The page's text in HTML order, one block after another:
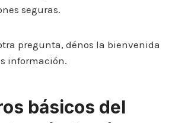
seguras.
pregunta, dénos la bienvenida
información.
básicos del